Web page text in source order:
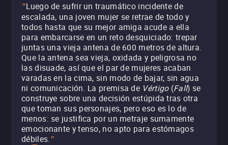
"Luego de sufrir un traumático incidente de
escalada, una joven mujer se retrae de todo y
todos hasta que su mejor amiga acude a ella
para embarcarse en un reto desquiciado: trepar
juntas una vieja antena de 600 metros de altura.
Que la antena sea vieja, oxidada y peligrosa no
las disuade, así que el par de mujeres acaban
varadas en la cima, sin modo de bajar, sin agua
ni comunicación. La premisa de Vértigo (Fall) se
construye sobre una decisión estúpida tras otra
que toman sus personajes, pero eso es lo de
menos: se justifica por un metraje sumamente
emocionante y tenso, no apto para estómagos
débiles."